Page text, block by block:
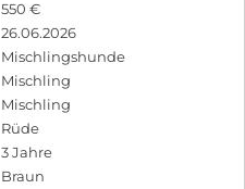
550 €
26.06.2026
Mischlingshunde
Mischling
Mischling
Rüde
3 Jahre
Braun